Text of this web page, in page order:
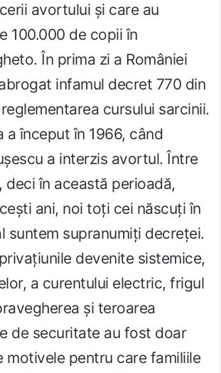
avortului și care au
100.000 de copii în
În prima zi a României
infamul decret 770 din
cursului sarcinii.
a început în 1966, când
a interzis avortul. Între
deci în această perioadă,
ani, noi toți cei născuți în
suntem supranumiți decreței.
devenite sistemice,
a curentului electric, frigul
și teroarea
de securitate au fost doar
motivele pentru care familiile